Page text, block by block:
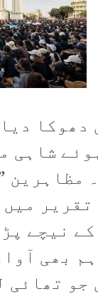
شاہی
مظاہرین
نیچے
بھی
جو تھائی